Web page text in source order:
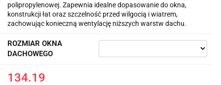
polipropylenowej. Zapewnia idealne dopasowanie do okna,
konstrukcji łat oraz szczelność przed wilgocią i wiatrem,
zachowując konieczną wentylację niższych warstw dachu.
ROZMIAR OKNA
DACHOWEGO
134.19